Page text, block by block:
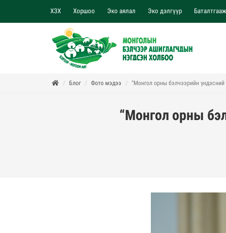
ХЗХ Хоршоо Эко аялал Эко дэлгүүр
Блог Фото мэдээ “Монгол орны бэлчээрийн
“Монгол орны